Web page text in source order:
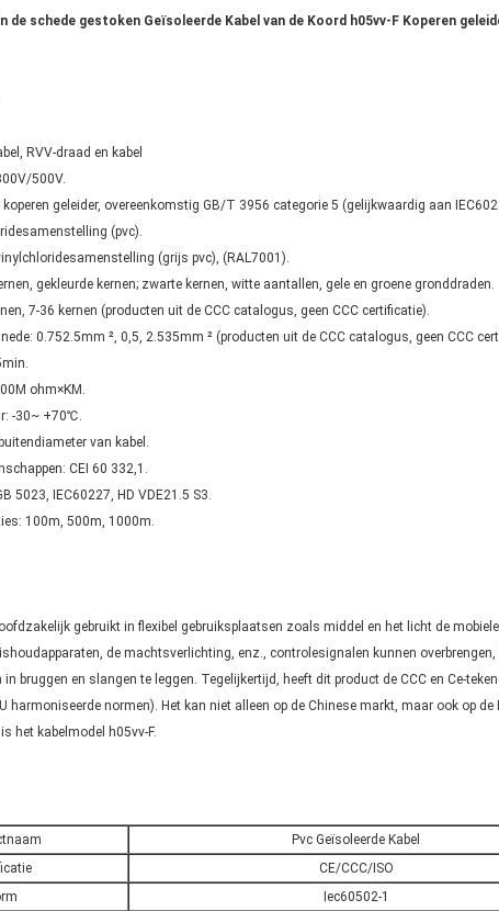
de schede gestoken Geïsoleerde Kabel van de Koord h05vv-F Koperen
RVV-draad en kabel
500V.
geleider, overeenkomstig GB/T 3956 categorie 5 (gelijkwaardig aan
(pvc).
(grijs pvc), (RAL7001).
gekleurde kernen; zwarte kernen, witte aantallen, gele en groene gronddraden.
7-36 kernen (producten uit de CCC catalogus, geen CCC certificatie).
0.752.5mm ², 0,5, 2.535mm ² (producten uit de CCC catalogus, geen CCC
ohm×KM.
-30~ +70℃.
van kabel.
CEI 60 332,1.
5023, IEC60227, HD VDE21.5 S3.
100m, 500m, 1000m.
gebruikt in flexibel gebruiksplaatsen zoals middel en het licht de
de machtsverlichting, enz., controlesignalen kunnen
bruggen en slangen te leggen. Tegelijkertijd, heeft dit product de CCC en Ce-
harmoniseerde normen). Het kan niet alleen op de Chinese markt, maar ook op
het kabelmodel h05vv-F.
Pvc Geïsoleerde Kabel
CE/CCC/ISO
Iec60502-1